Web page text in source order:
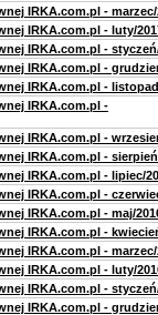
IRKA.com.pl - marzec/
IRKA.com.pl - luty/
IRKA.com.pl -
IRKA.com.pl -
IRKA.com.pl -
IRKA.com.pl -
IRKA.com.pl -
IRKA.com.pl -
IRKA.com.pl - lipiec/
IRKA.com.pl -
IRKA.com.pl - maj/
IRKA.com.pl -
IRKA.com.pl - marzec/
IRKA.com.pl - luty/
IRKA.com.pl -
IRKA.com.pl -